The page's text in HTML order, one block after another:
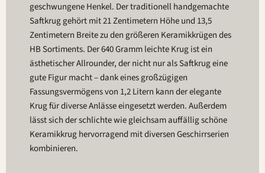
geschwungene Henkel. Der traditionell handgemachte
Saftkrug gehört mit 21 Zentimetern Höhe und 13,5
Zentimetern Breite zu den größeren Keramikkrügen des
HB Sortiments. Der 640 Gramm leichte Krug ist ein
ästhetischer Allrounder, der nicht nur als Saftkrug eine
gute Figur macht – dank eines großzügigen
Fassungsvermögens von 1,2 Litern kann der elegante
Krug für diverse Anlässe eingesetzt werden. Außerdem
lässt sich der schlichte wie gleichsam auffällig schöne
Keramikkrug hervorragend mit diversen Geschirrserien
kombinieren.